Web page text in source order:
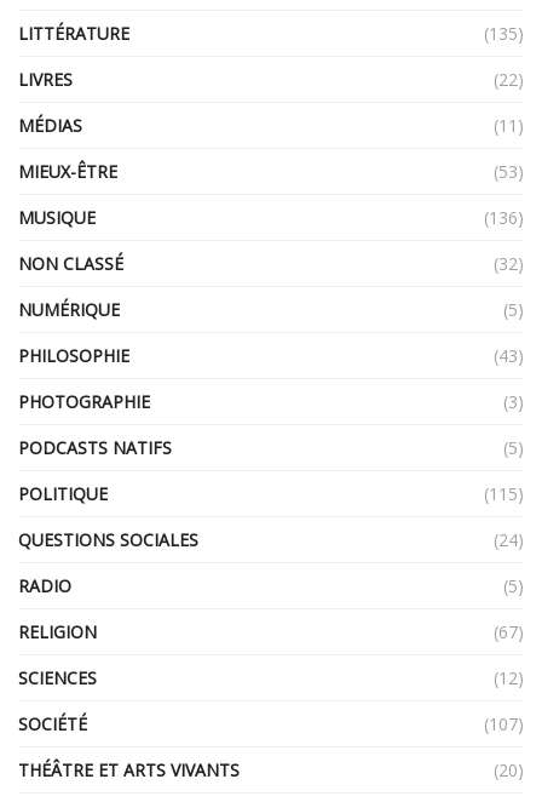
LITTÉRATURE
(135)
LIVRES
(22)
MÉDIAS
(11)
MIEUX-ÊTRE
(53)
MUSIQUE
(136)
NON CLASSÉ
(32)
NUMÉRIQUE
(5)
PHILOSOPHIE
(43)
PHOTOGRAPHIE
(3)
PODCASTS NATIFS
(5)
POLITIQUE
(115)
QUESTIONS SOCIALES
(24)
RADIO
(5)
RELIGION
(67)
SCIENCES
(12)
SOCIÉTÉ
(107)
THÉÂTRE ET ARTS VIVANTS
(20)